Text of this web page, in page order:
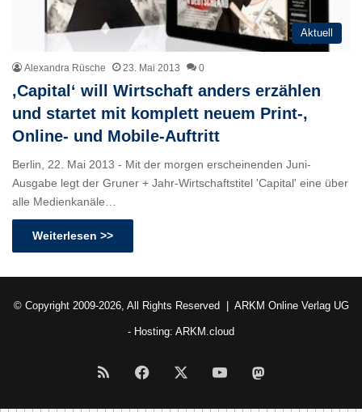
Aktuell
Alexandra Rüsche 23. Mai 2013 0
‚Capital‘ will Wirtschaft anders erzählen
und startet mit komplett neuem Print-,
Online- und Mobile-Auftritt
Berlin, 22. Mai 2013 - Mit der morgen erscheinenden Juni-
Ausgabe legt der Gruner + Jahr-Wirtschaftstitel 'Capital' eine über
alle Medienkanäle…
Weiterlesen >>
© Copyright 2009-2026, All Rights Reserved | ARKM Online Verlag UG
- Hosting: ARKM.cloud
RSS Facebook YouTube